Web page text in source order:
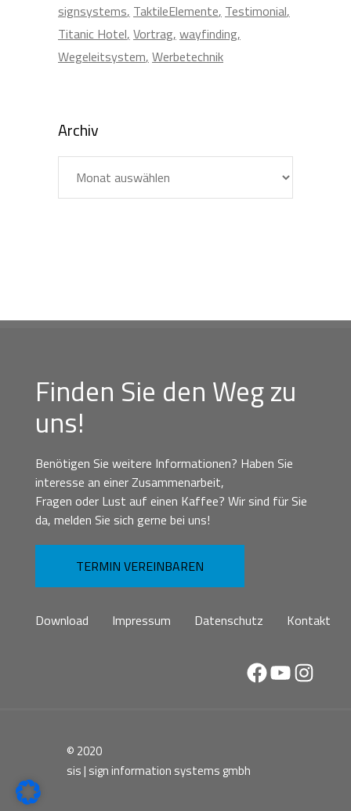
signsystems TaktileElemente Testimonial
Titanic Hotel Vortrag wayfinding
Wegeleitsystem Werbetechnik
Archiv
Finden Sie den Weg zu
uns!
Benötigen Sie weitere Informationen? Haben Sie
interesse an einer Zusammenarbeit,
Fragen oder Lust auf einen Kaffee? Wir sind für Sie
da, melden Sie sich gerne bei uns!
TERMIN VEREINBAREN
Download Impressum Datenschutz Kontakt
Facebook
YouTube
© 2020
sis | sign information systems gmbh